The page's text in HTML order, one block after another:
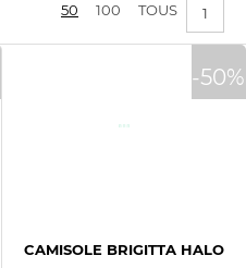
50 100 TOUS 1
-50%
CAMISOLE BRIGITTA HALO